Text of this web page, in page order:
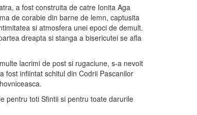
a fost construita de catre Ionita Aga
de corabie din barne de lemn, captusita
si atmosfera unei epoci de demult.
dreapta si stanga a bisericutei se afla
lacrimi de post si rugaciune, s-a nevoit
fost infiintat schitul din Codrii Pascanilor
pentru toti Sfintii si pentru toate darurile